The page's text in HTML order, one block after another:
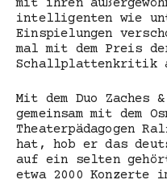
mit ihren
intelligenten wie
Einspielungen
mal mit dem Preis
Schallplattenkritik
Mit dem Duo Zaches
gemeinsam mit dem
Theaterpädagogen
hat, hob er das
auf ein selten
etwa 2000 Konzerte